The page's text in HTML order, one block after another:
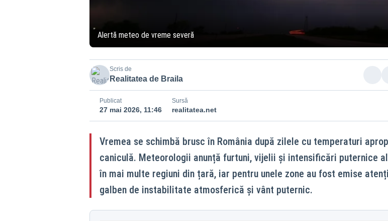
Alertă meteo de vreme severă
Scris de
Realitatea de Braila
Publicat
27 mai 2026, 11:46
Sursă
realitatea.net
Vremea se schimbă brusc în România după zilele cu temperaturi
caniculă. Meteorologii anunță furtuni, vijelii și intensificări puternice
în mai multe regiuni din țară, iar pentru unele zone au fost emise
galben de instabilitate atmosferică și vânt puternic.